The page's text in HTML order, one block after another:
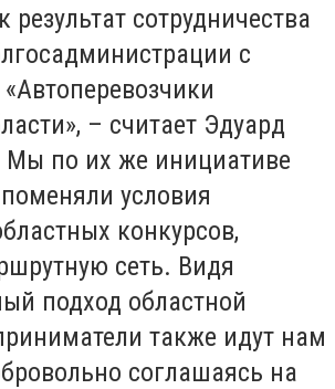
результат сотрудничества
с
– считает Эдуард
Мы по их же инициативе
условия
конкурсов,
сеть. Видя
подход областной
также идут нам
соглашаясь на